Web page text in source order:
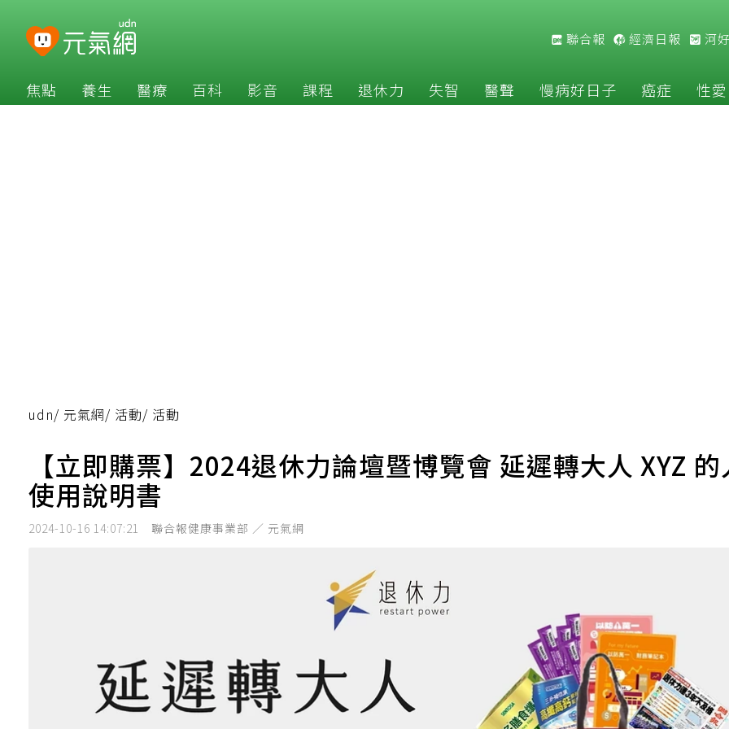
聯合報 經濟日報 河
焦點 養生 醫療 百科 影音 課程 退休力 失智 醫聲 慢病好日子 癌症 性愛
udn/ 元氣網/ 活動/ 活動
【立即購票】2024退休力論壇暨博覽會 延遲轉大人 XYZ
使用說明書
2024-10-16 14:07:21 聯合報健康事業部 ／ 元氣網